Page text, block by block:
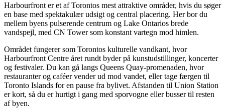
Harbourfront er et af Torontos mest attraktive områder, hvis du søger
en base med spektakulær udsigt og central placering. Her bor du
mellem byens pulserende centrum og Lake Ontarios brede
vandspejl, med CN Tower som konstant vartegn mod himlen.
Området fungerer som Torontos kulturelle vandkant, hvor
Harbourfront Centre året rundt byder på kunstudstillinger, koncerter
og festivaler. Du kan gå langs Queens Quay-promenaden, hvor
restauranter og caféer vender ud mod vandet, eller tage færgen til
Toronto Islands for en pause fra bylivet. Afstanden til Union Station
er kort, så du er hurtigt i gang med sporvogne eller busser til resten
af byen.